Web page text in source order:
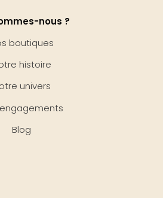
nous ?
boutiques
histoire
univers
Blog